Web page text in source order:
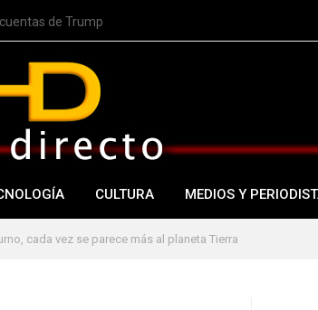
de Trump
CULTURA MEDIOS Y
cada vez se parece más al planeta Tierra